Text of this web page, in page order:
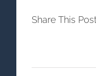
Share This